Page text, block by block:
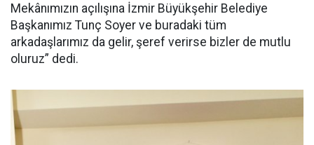
Mekânımızın açılışına İzmir Büyükşehir Belediye
Başkanımız Tunç Soyer ve buradaki tüm
arkadaşlarımız da gelir, şeref verirse bizler de mutlu
oluruz” dedi.